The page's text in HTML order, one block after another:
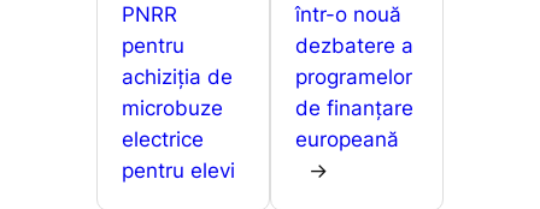
PNRR
pentru
achiziția de
microbuze
electrice
pentru elevi
într-o nouă
dezbatere a
programelor
de finanțare
europeană
→